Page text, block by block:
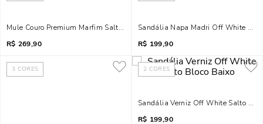
Mule Couro Premium Marfim Salto Alto Fino
R$ 269,90
Sandália Napa Madri Off White
R$ 199,90
3 CORES 2 CORES
Sandália Verniz Off White Salto
R$ 199,90